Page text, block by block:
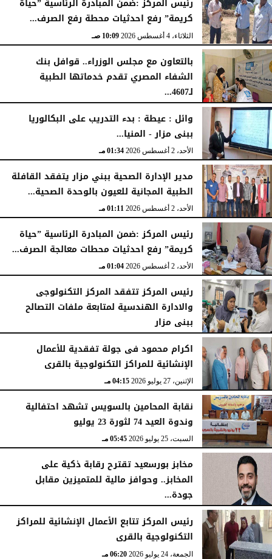
رئيس المركز :ضمن المبادرة الرئاسية ”حياة
كريمة” رفع احدثيات محطة رفع الصرف...
الثلاثاء، 4 أغسطس 2026 10:09 صـ
بالتعاون مع مجلس الوزراء.. قوافل بنك
الشفاء المصري تقدم خدماتها الطبية
لـ4607...
الإثنين، 3 أغسطس 2026
وائل : عيطة : بدء التدريب على البكالوريا
ببنى مزار - المنيا...
الأحد، 2 أغسطس 2026 01:34 مـ
مدير الإدارة الصحية ببني مزار يتفقد القافلة
الطبية المجانية للعيون بالوحدة الصحية...
الأحد، 2 أغسطس 2026 01:11 مـ
رئيس المركز :ضمن المبادرة الرئاسية ”حياة
كريمة” رفع احدثيات محطات معالجة الصرف...
الأحد، 2 أغسطس 2026 01:04 مـ
رئيس المركز تتفقد المركز التكنولوجى
والادارة الهندسية لمتابعة ملفات التصالح
ببنى مزار
الأربعاء، 29 يوليو 2026 02:03 مـ
اكرام محمود فى جولة تفقدية للأعمال
الإنشائية للمراكز التكنولوجية بالقرى
الإثنين، 27 يوليو 2026 04:15 مـ
نقابة المحامين بالسويس تشهد احتفالية
وندوة العيد 74 لثورة 23 يوليو
السبت، 25 يوليو 2026 05:45 مـ
مخابز بورسعيد تقترح رقابة ذكية على
المخابز.. وحوافز مالية للمتميزين مقابل
جودة...
السبت، 25 يوليو 2026 05:41 مـ
رئيس المركز تتابع الأعمال الإنشائية للمراكز
التكنولوجية بالقرى
الجمعة، 24 يوليو 2026 06:20 مـ